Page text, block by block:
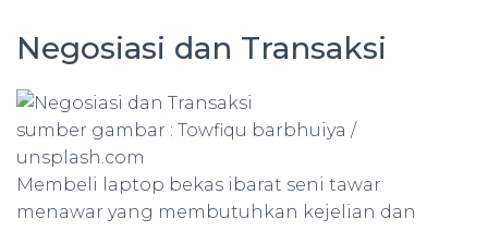
Negosiasi dan Transaksi
sumber gambar : Towfiqu barbhuiya /
unsplash.com
Membeli laptop bekas ibarat seni tawar
menawar yang membutuhkan kejelian dan